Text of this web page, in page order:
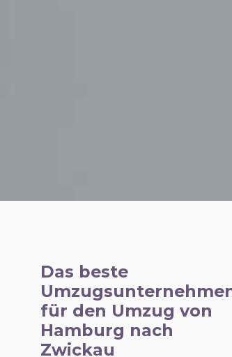
Das beste
für den Umzug von
Hamburg nach
Zwickau